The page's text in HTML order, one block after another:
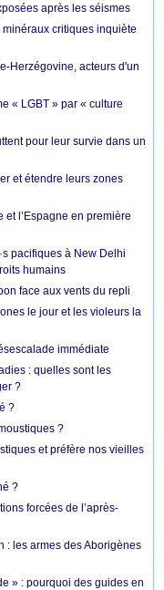
après les séismes
critiques inquiète
Herzégovine, acteurs d'un
« LGBT » par « culture
pour leur survie dans un
et étendre leurs zones
et l’Espagne en première
pacifiques à New Delhi
humains
face aux vents du repli
le jour et les violeurs la
immédiate
: quelles sont les
?
?
?
et préfère nos vieilles
?
forcées de l’après-
: les armes des Aborigènes
» : pourquoi des guides en